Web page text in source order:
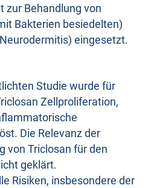
zur Behandlung von
Bakterien besiedelten)
eingesetzt.
Studie wurde für
Zellproliferation,
Die Relevanz der
von Triclosan für den
geklärt.
Risiken, insbesondere der